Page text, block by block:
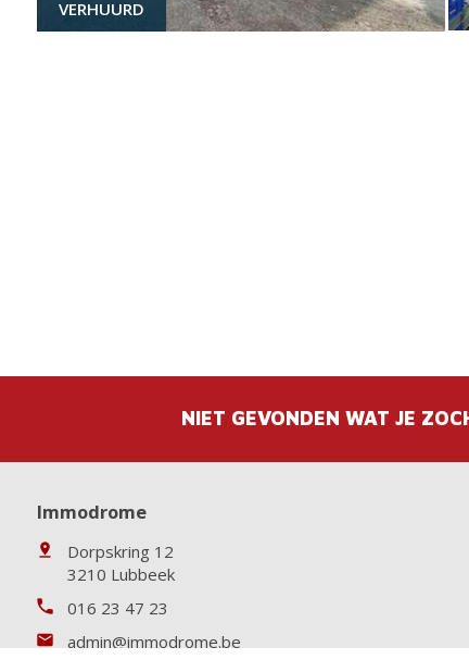
VERHUURD
NIET GEVONDEN WAT JE
Immodrome
Dorpskring 12
3210 Lubbeek
016 23 47 23
admin@immodrome.be